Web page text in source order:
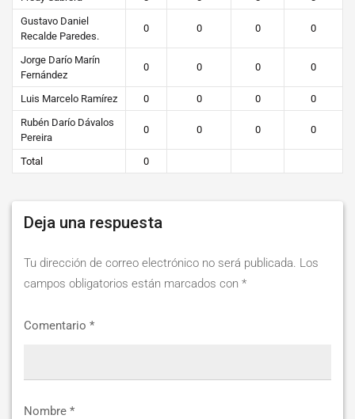
Gustavo Daniel
Recalde Paredes.
0 0 0 0
Jorge Darío Marín
Fernández
0 0 0 0
Luis Marcelo Ramírez 0 0 0
0
Rubén Darío Dávalos
Pereira
0 0 0 0
Total 0
Deja una respuesta
Tu dirección de correo electrónico no será publicada. Los
campos obligatorios están marcados con *
Comentario *
Nombre *